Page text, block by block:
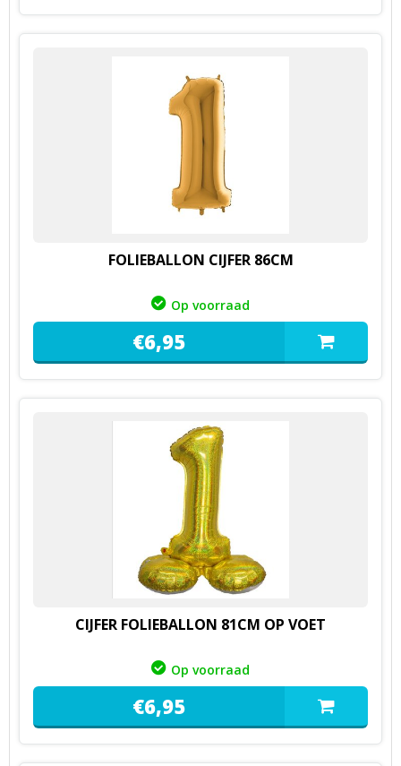
FOLIEBALLON CIJFER 86CM
Op voorraad
€6,95
CIJFER FOLIEBALLON 81CM OP VOET
Op voorraad
€6,95